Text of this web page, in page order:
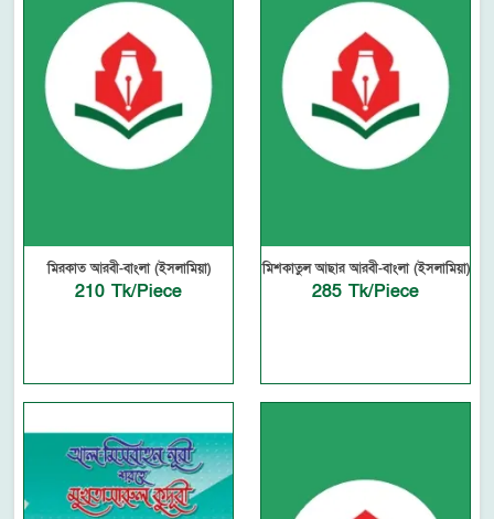
মিরকাত আরবী-বাংলা (ইসলামিয়া)
210 Tk/Piece
মিশকাতুল আছার আরবী-বাংলা (ইসলামিয়া)
285 Tk/Piece